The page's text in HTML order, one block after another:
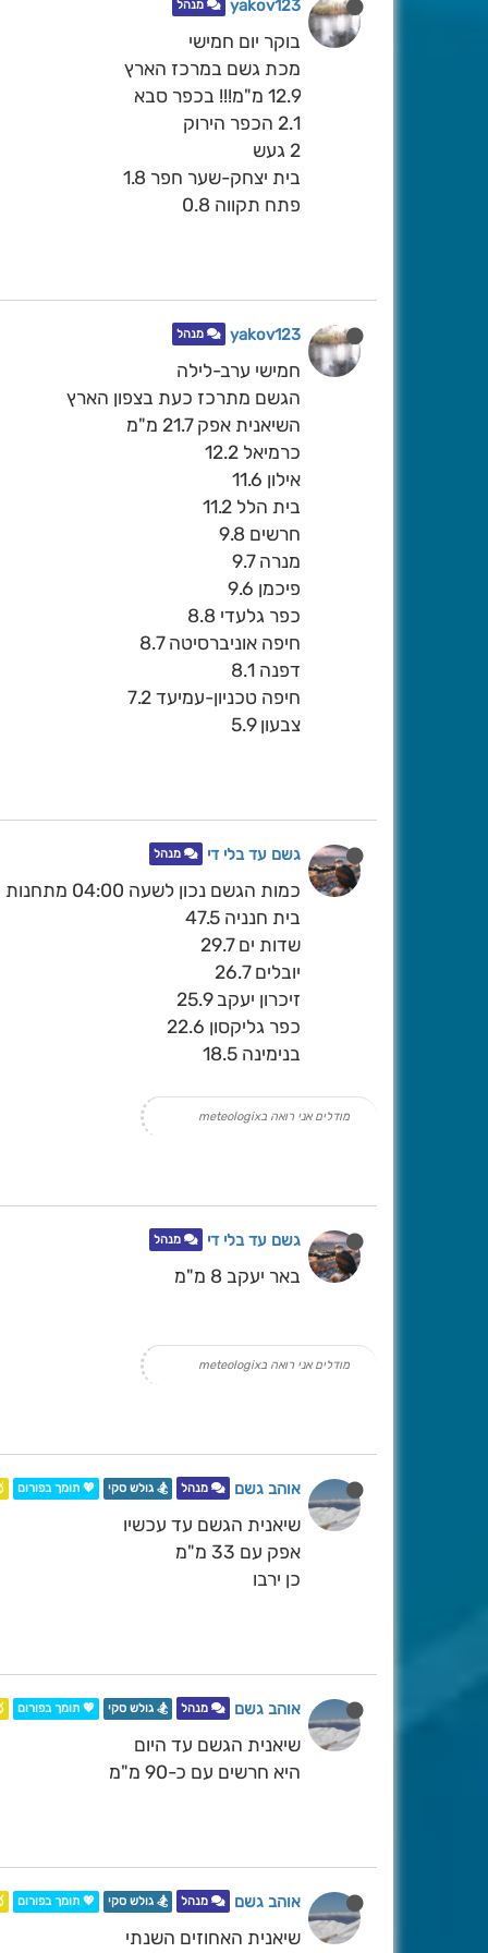
yakov123 מנהל
בוקר יום חמישי
מכת גשם במרכז הארץ
12.9 מ"מ!!! בכפר סבא
2.1 הכפר הירוק
2 געש
בית יצחק-שער חפר 1.8
פתח תקווה 0.8
yakov123 מנהל
חמישי ערב-לילה
הגשם מתרכז כעת בצפון הארץ
השיאנית אפק 21.7 מ"מ
כרמיאל 12.2
אילון 11.6
בית הלל 11.2
חרשים 9.8
מנרה 9.7
פיכמן 9.6
כפר גלעדי 8.8
חיפה אוניברסיטה 8.7
דפנה 8.1
חיפה טכניון-עמיעד 7.2
צבעון 5.9
גשם עד בלי די מנהל
כמות הגשם נכון לשעה 04:00 מתחנות פרטיות
בית חנניה 47.5
שדות ים 29.7
יובלים 26.7
זיכרון יעקב 25.9
כפר גליקסון 22.6
בנימינה 18.5
מודלים אני רואה בmeteologix
גשם עד בלי די מנהל
באר יעקב 8 מ"מ
מודלים אני רואה בmeteologix
אוהב גשם מנהל 🏂 גולש סקי 💖 תומך בפורום
שיאנית הגשם עד עכשיו
אפק עם 33 מ"מ
כן ירבו
אוהב גשם מנהל 🏂 גולש סקי 💖 תומך בפורום
שיאנית הגשם עד היום
היא חרשים עם כ-90 מ"מ
אוהב גשם מנהל 🏂 גולש סקי 💖 תומך בפורום
שיאנית האחוזים השנתי